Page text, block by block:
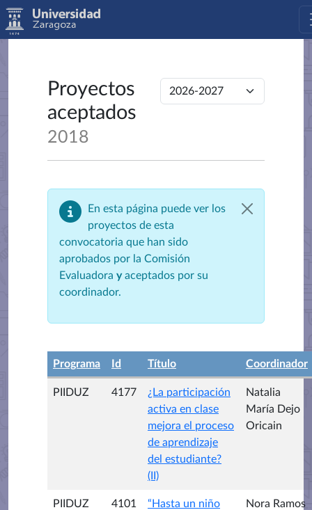
Proyectos
aceptados
2018
En esta página puede ver los
proyectos de esta
convocatoria que han sido
aprobados por la Comisión
Evaluadora yaceptados por su
coordinador.
Programa Id Título Coordinador
PIIDUZ 4177
¿La participación
activa en clase
mejora el proceso
de aprendizaje
del estudiante?
(II)
Natalia
María Dejo
Oricain
PIIDUZ 4101
“Hasta un niño
Nora Ramos